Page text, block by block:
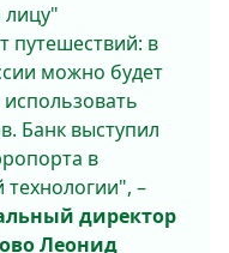
лицу"
путешествий: в
можно будет
использовать
Банк выступил
в
–
директор
Леонид